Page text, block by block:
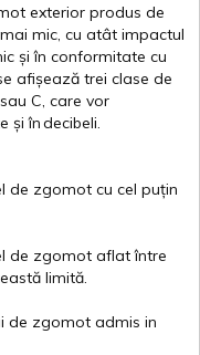
exterior produs de
mai mic, cu atât impactul
și în conformitate cu
afișează trei clase de
sau C, care vor
și îndecibeli.
de zgomot cu cel puțin
de zgomot aflat între
limită.
de zgomot admis in